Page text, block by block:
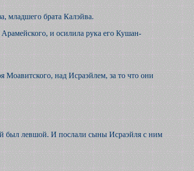
младшего брата Калэйва.
и осилила рука его Кушан-
над Исраэйлем, за то что они
был левшой. И послали сыны Исраэйля с ним